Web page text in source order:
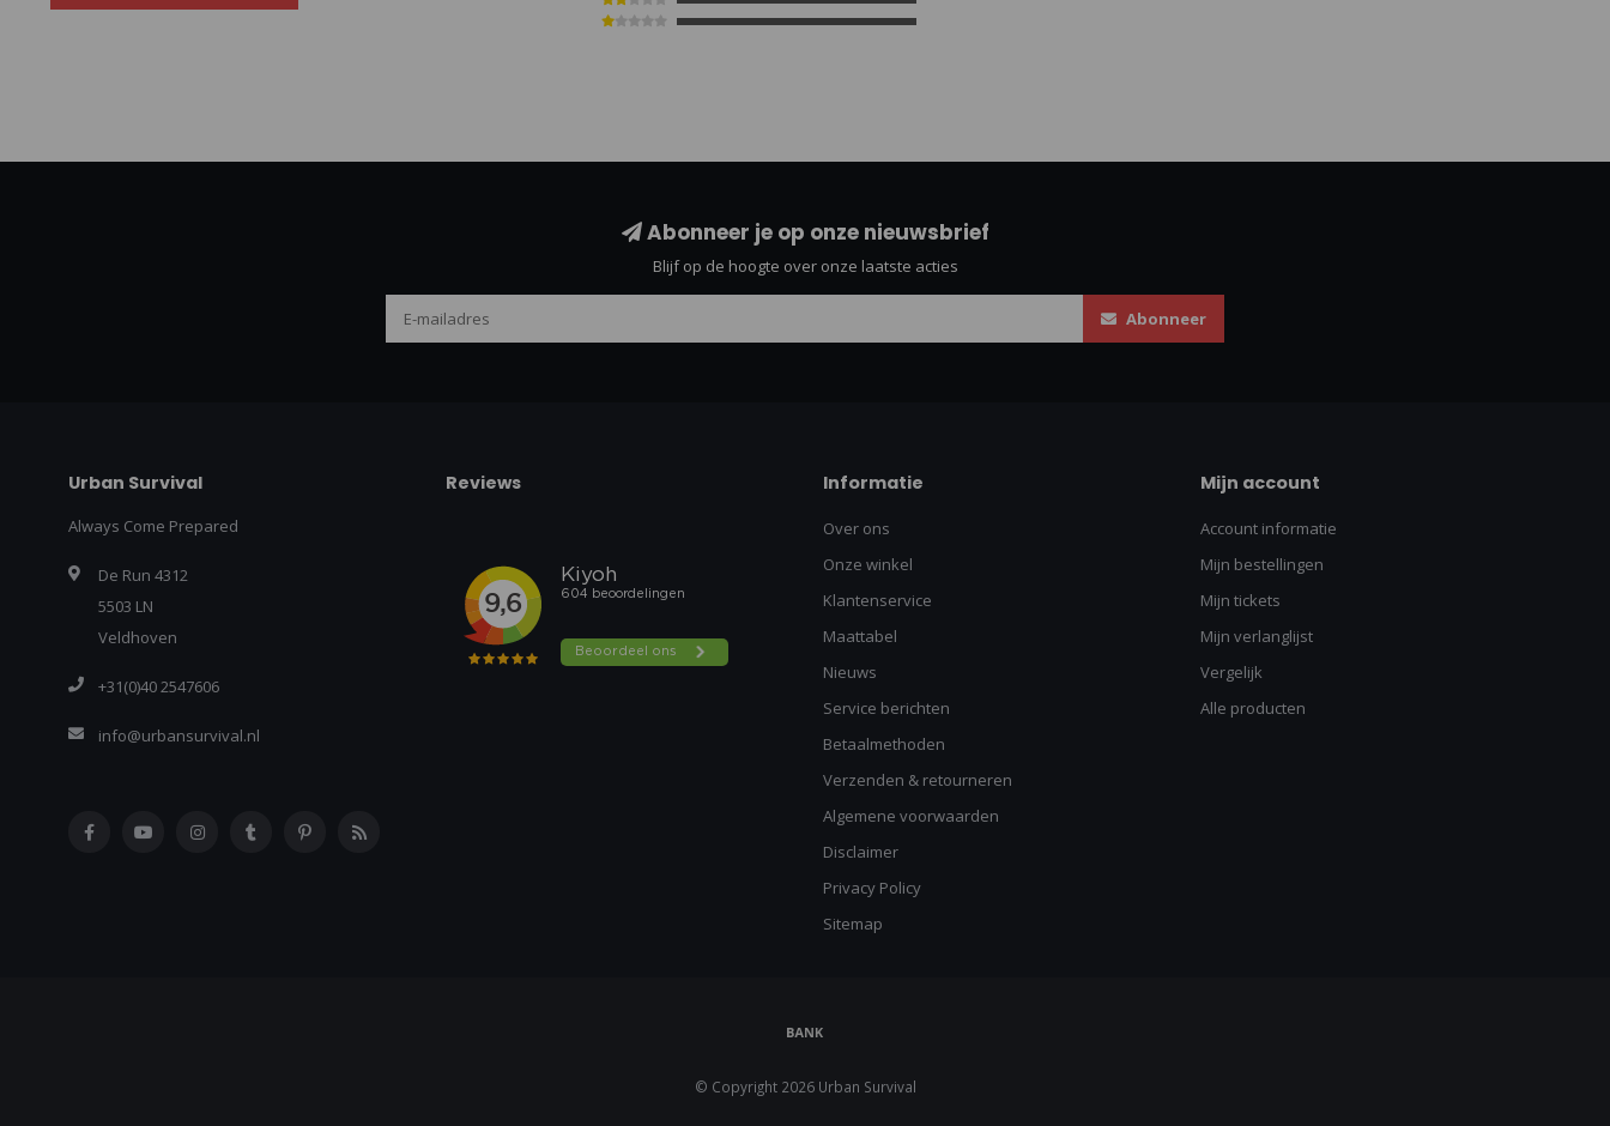
Abonneer je op onze nieuwsbrief
Blijf op de hoogte over onze laatste acties
Abonneer
Urban Survival
Always Come Prepared
De Run 4312
5503 LN
Veldhoven
+31(0)40 2547606
info@urbansurvival.nl
Reviews Informatie
Over ons
Onze winkel
Klantenservice
Maattabel
Nieuws
Service berichten
Betaalmethoden
Verzenden & retourneren
Algemene voorwaarden
Disclaimer
Privacy Policy
Sitemap
Mijn account
Account informatie
Mijn bestellingen
Mijn tickets
Mijn verlanglijst
Vergelijk
Alle producten
© Copyright 2026 Urban Survival